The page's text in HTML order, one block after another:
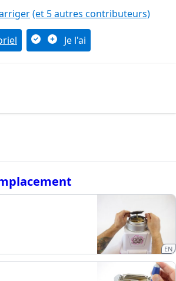
(et 5 autres contributeurs)
Je l'ai
EN